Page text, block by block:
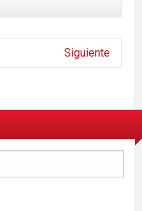
Siguiente